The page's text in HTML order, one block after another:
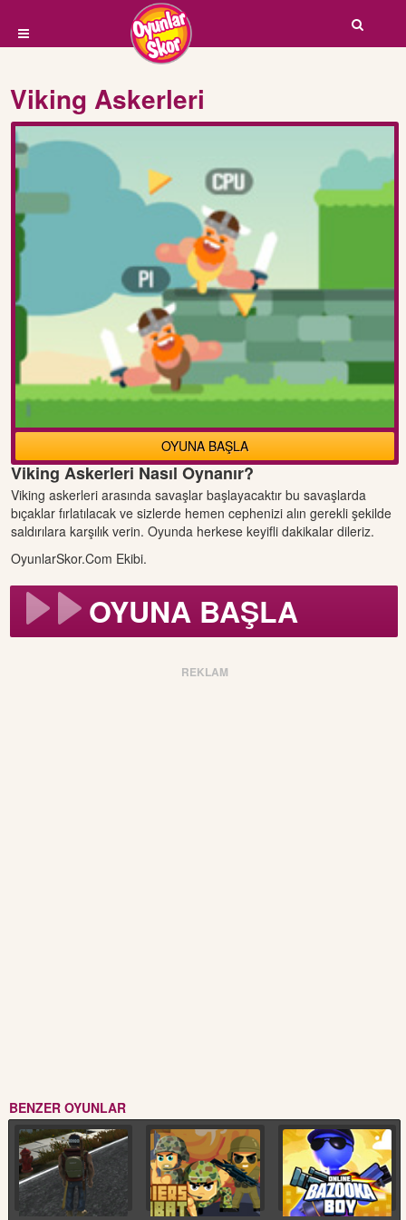
Viking Askerleri
OYUNA BAŞLA
Viking Askerleri Nasıl Oynanır?
Viking askerleri arasında savaşlar başlayacaktır bu savaşlarda
bıçaklar fırlatılacak ve sizlerde hemen cephenizi alın gerekli şekilde
saldırılara karşılık verin. Oyunda herkese keyifli dakikalar dileriz.
OyunlarSkor.Com Ekibi.
OYUNA BAŞLA
REKLAM
BENZER OYUNLAR